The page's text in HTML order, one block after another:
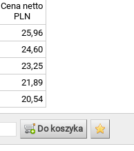
Cena netto
PLN
25,96
24,60
23,25
21,89
20,54
Do koszyka